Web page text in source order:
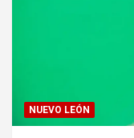
NUEVO LEÓN